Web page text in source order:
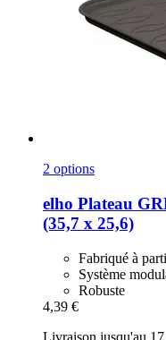
2 options
elho Plateau
(35,7 x 25,6)
Fabriqué à
Système
Robuste
4,39 €
Livraison jusqu'au